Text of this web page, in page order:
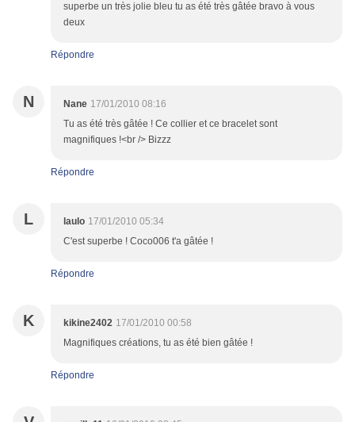
superbe un très jolie bleu tu as été très gâtée bravo à vous
deux
Répondre
N Nane 17/01/2010 08:16
Tu as été très gâtée ! Ce collier et ce bracelet sont
magnifiques !<br /> Bizzz
Répondre
L laulo 17/01/2010 05:34
C'est superbe ! Coco006 t'a gâtée !
Répondre
K kikine2402 17/01/2010 00:58
Magnifiques créations, tu as été bien gâtée !
Répondre